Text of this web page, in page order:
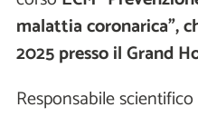
malattia coronarica”,
2025 presso il Grand
Responsabile